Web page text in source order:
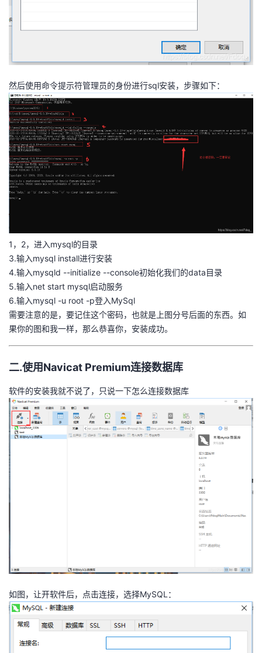
然后使用命令提示符管理员的身份进行sql安装，步骤如下：
1，2，进入mysql的目录
3.输入mysql install进行安装
4.输入mysqld --initialize --console初始化我们的data目录
5.输入net start mysql启动服务
6.输入mysql -u root -p登入MySql
需要注意的是，要记住这个密码，也就是上图分号后面的东西。如
果你的图和我一样，那么恭喜你，安装成功。
二.使用Navicat Premium连接数据库
软件的安装我就不说了，只说一下怎么连接数据库
如图，让开软件后，点击连接，选择MySQL：